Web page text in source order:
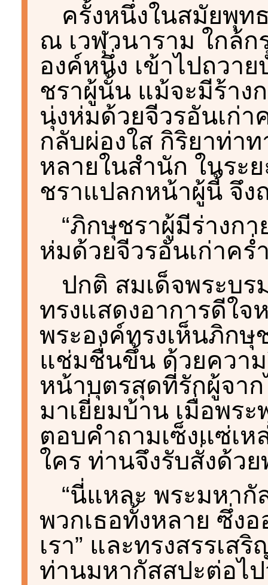
ครั้งหนึ่งในสมัยพุท
ณ เวฬุวนาราม ใกล้
องค์หนึ่ง เข้าไปถวา
ชราผู้นั้น แม้จะมีร้าง
นุ่งห่มด้วยจีวรอันเก่
กลับผ่องใส กิริยาท่า
หลายในสำนัก ในระ
ชราแปลกหน้าผู้นี้ จึง
“ภิกษุชราผู้มีร่างก
ห่มด้วยจีวรอันเก่าคร่
ปกติ สมเด็จพระบร
ทรงแสดงอาการดีใจ
พระองค์ทรงเห็นภิก
แช่มชื่นขึ้น ด้วยควา
หน้าบุตรสุดที่รักผู้จา
มาเยี่ยมบ้าน เมื่อพร
ตอบคำถามเซ็งแซ่เ
ใคร ท่านจึงรับสั่งด้วย
“นี่แหละ พระมหา
พวกเธอทั้งหลาย ซึ่ง
เรา” และทรงสรรเส
ท่านมหากัสสปะต่อไป